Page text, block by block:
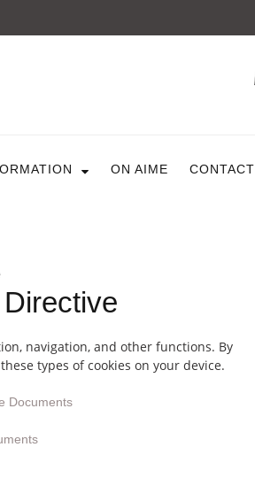
ON AIME CONTACT
navigation, and other functions. By
types of cookies on your device.
Documents